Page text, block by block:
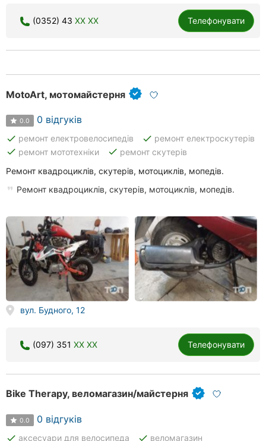
(0352) 43 XX XX Телефонувати
MotoArt, мотомайстерня
0.0 0 відгуків
done ремонт електровелосипедів done ремонт електроскутерів
done ремонт мототехніки done ремонт скутерів
Ремонт квадроциклів, скутерів, мотоциклів, мопедів.
Ремонт квадроциклів, скутерів, мотоциклів, мопедів.
вул. Будного, 12
(097) 351 XX XX Телефонувати
Bike Therapy, веломагазин/майстерня
0.0 0 відгуків
done аксесуари для велосипеда done веломагазин